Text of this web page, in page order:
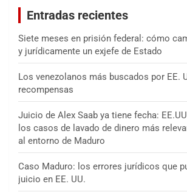
Entradas recientes
Siete meses en prisión federal: cómo
y jurídicamente un exjefe de Estado
Los venezolanos más buscados por EE.
recompensas
Juicio de Alex Saab ya tiene fecha:
los casos de lavado de dinero más
al entorno de Maduro
Caso Maduro: los errores jurídicos que
juicio en EE. UU.